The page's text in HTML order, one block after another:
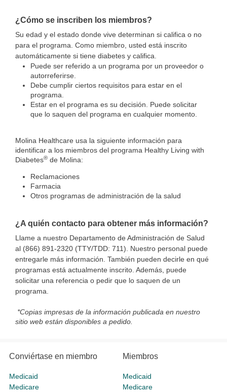
¿Cómo se inscriben los miembros?
Su edad y el estado donde vive determinan si califica o no
para el programa. Como miembro, usted está inscrito
automáticamente si tiene diabetes y califica.
Puede ser referido a un programa por un proveedor o
autorreferirse.
Debe cumplir ciertos requisitos para estar en el
programa.
Estar en el programa es su decisión. Puede solicitar
que lo saquen del programa en cualquier momento.
Molina Healthcare usa la siguiente información para
identificar a los miembros del programa Healthy Living with
Diabetes® de Molina:
Reclamaciones
Farmacia
Otros programas de administración de la salud
¿A quién contacto para obtener más información?
Llame a nuestro Departamento de Administración de Salud
al (866) 891-2320 (TTY/TDD: 711). Nuestro personal puede
entregarle más información. También pueden decirle en qué
programas está actualmente inscrito. Además, puede
solicitar una referencia o pedir que lo saquen de un
programa.
*Copias impresas de la información publicada en nuestro
sitio web están disponibles a pedido.
Conviértase en miembro
Medicaid
Medicare
Miembros
Medicaid
Medicare